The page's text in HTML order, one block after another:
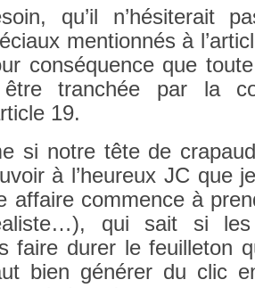
qu’il n’hésiterait
men­tionnés à
con­séqu­ence que
être tranchée par la
19.
si notre tête de
à l’heureux JC que
af­faire com­m­ence à
qui sait si les
faire durer le feuil­leton
bien générer du clic